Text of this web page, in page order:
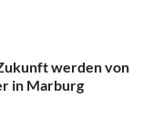
werden von
in Marburg